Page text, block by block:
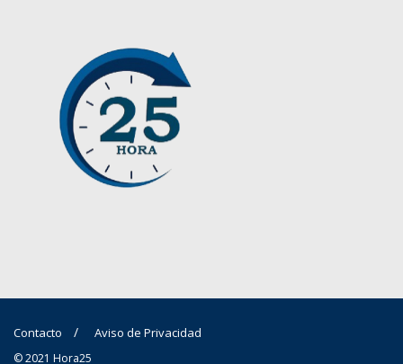
Contacto Aviso de Privacidad
© 2021 Hora25